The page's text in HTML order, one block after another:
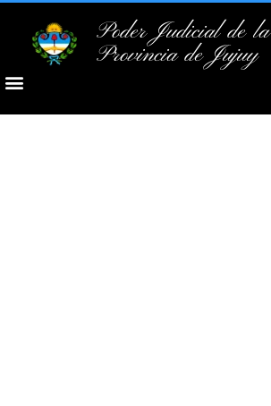
Poder Judicial de la
Provincia de Jujuy